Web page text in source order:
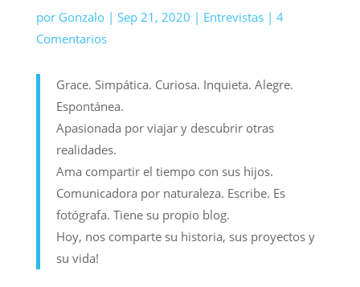
por Gonzalo| Sep 21, 2020 | Entrevistas| 4
Comentarios
Grace. Simpática. Curiosa. Inquieta. Alegre.
Espontánea.
Apasionada por viajar y descubrir otras
realidades.
Ama compartir el tiempo con sus hijos.
Comunicadora por naturaleza. Escribe. Es
fotógrafa. Tiene su propio blog.
Hoy, nos comparte su historia, sus proyectos y
su vida!